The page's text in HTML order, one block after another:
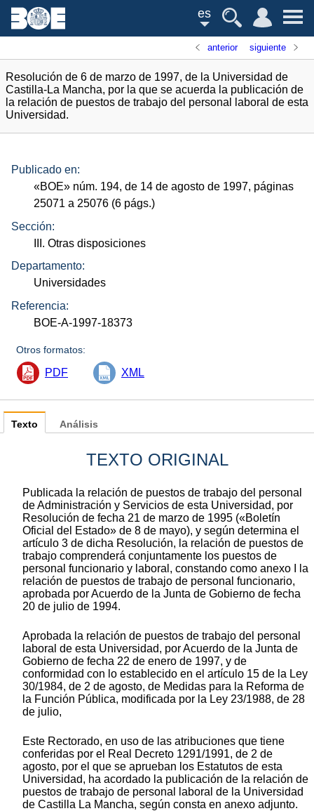
es
anterior siguiente
Resolución de 6 de marzo de 1997, de la Universidad de
Castilla-La Mancha, por la que se acuerda la publicación de
la relación de puestos de trabajo del personal laboral de esta
Universidad.
Publicado en:
«BOE» núm. 194, de 14 de agosto de 1997, páginas
25071 a 25076 (6 págs.)
Sección:
III. Otras disposiciones
Departamento:
Universidades
Referencia:
BOE-A-1997-18373
Otros formatos:
PDF XML
Texto
TEXTO ORIGINAL
Publicada la relación de puestos de trabajo del personal
de Administración y Servicios de esta Universidad, por
Resolución de fecha 21 de marzo de 1995 («Boletín
Oficial del Estado» de 8 de mayo), y según determina el
artículo 3 de dicha Resolución, la relación de puestos de
trabajo comprenderá conjuntamente los puestos de
personal funcionario y laboral, constando como anexo I la
relación de puestos de trabajo de personal funcionario,
aprobada por Acuerdo de la Junta de Gobierno de fecha
20 de julio de 1994.
Aprobada la relación de puestos de trabajo del personal
laboral de esta Universidad, por Acuerdo de la Junta de
Gobierno de fecha 22 de enero de 1997, y de
conformidad con lo establecido en el artículo 15 de la Ley
30/1984, de 2 de agosto, de Medidas para la Reforma de
la Función Pública, modificada por la Ley 23/1988, de 28
de julio,
Este Rectorado, en uso de las atribuciones que tiene
conferidas por el Real Decreto 1291/1991, de 2 de
agosto, por el que se aprueban los Estatutos de esta
Universidad, ha acordado la publicación de la relación de
puestos de trabajo de personal laboral de la Universidad
de Castilla La Mancha, según consta en anexo adjunto.
Análisis